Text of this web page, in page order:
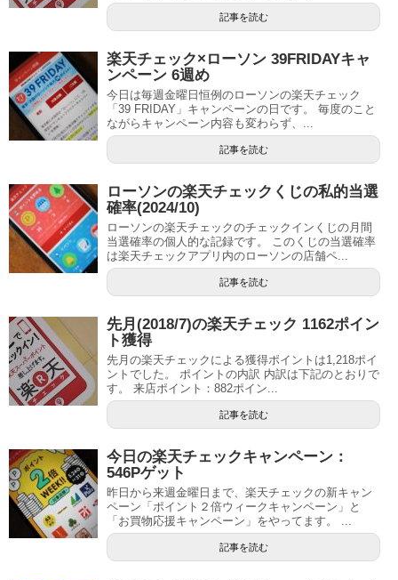
記事を読む
楽天チェック×ローソン 39FRIDAYキャ
ンペーン 6週め
今日は毎週金曜日恒例のローソンの楽天チェック
「39 FRIDAY」キャンペーンの日です。 毎度のこと
ながらキャンペーン内容も変わらず、...
記事を読む
ローソンの楽天チェックくじの私的当選
確率(2024/10)
ローソンの楽天チェックのチェックインくじの月間
当選確率の個人的な記録です。 このくじの当選確率
は楽天チェックアプリ内のローソンの店舗ペ...
記事を読む
先月(2018/7)の楽天チェック 1162ポイン
ト獲得
先月の楽天チェックによる獲得ポイントは1,218ポイ
ントでした。 ポイントの内訳 内訳は下記のとおりで
す。 来店ポイント：882ポイン...
記事を読む
今日の楽天チェックキャンペーン：
546Pゲット
昨日から来週金曜日まで、楽天チェックの新キャン
ペーン「ポイント２倍ウィークキャンペーン」と
「お買物応援キャンペーン」をやってます。 ...
記事を読む